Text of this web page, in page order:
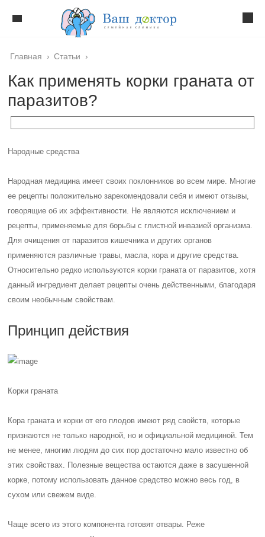
Главная › Статьи ›
Как применять корки граната от
паразитов?
Народные средства
Народная медицина имеет своих поклонников во всем мире. Многие
ее рецепты положительно зарекомендовали себя и имеют отзывы,
говорящие об их эффективности. Не являются исключением и
рецепты, применяемые для борьбы с глистной инвазией организма.
Для очищения от паразитов кишечника и других органов
применяются различные травы, масла, кора и другие средства.
Относительно редко используются корки граната от паразитов, хотя
данный ингредиент делает рецепты очень действенными, благодаря
своим необычным свойствам.
Принцип действия
Корки граната
Кора граната и корки от его плодов имеют ряд свойств, которые
признаются не только народной, но и официальной медициной. Тем
не менее, многим людям до сих пор достаточно мало известно об
этих свойствах. Полезные вещества остаются даже в засушенной
корке, потому использовать данное средство можно весь год, в
сухом или свежем виде.
Чаще всего из этого компонента готовят отвары. Реже